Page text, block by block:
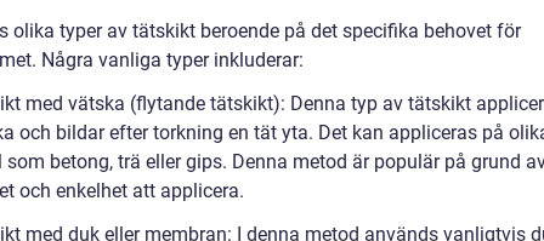
olika typer av tätskikt beroende på det specifika behovet för
Några vanliga typer inkluderar:
med vätska (flytande tätskikt): Denna typ av tätskikt
och bildar efter torkning en tät yta. Det kan appliceras på
som betong, trä eller gips. Denna metod är populär på grund
och enkelhet att applicera.
med duk eller membran: I denna metod används vanligtvis